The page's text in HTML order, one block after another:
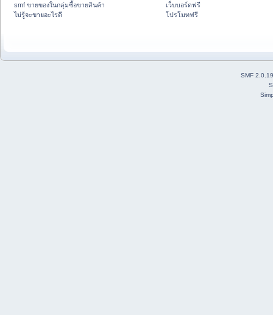
smf ขายของในกลุ่มซื้อขายสินค้า
ไม่รู้จะขายอะไรดี
เว็บบอร์ดฟรี
โปรโมทฟรี
SMF 2.0.19